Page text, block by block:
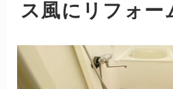
ス風にリフォー